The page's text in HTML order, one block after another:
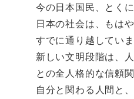
今の日本国民、とく
日本の社会は、もは
すでに通り越していま
新しい文明段階は、
との全人格的な信頼
自分と関わる人間と